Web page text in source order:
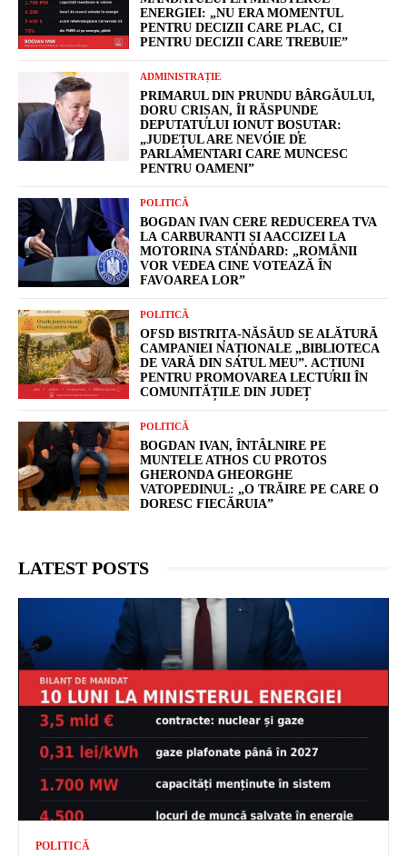
ENERGIEI: „NU ERA MOMENTUL
PENTRU DECIZII CARE PLAC, CI
PENTRU DECIZII CARE TREBUIE”
ADMINISTRAȚIE
PRIMARUL DIN PRUNDU BÂRGĂULUI,
DORU CRIȘAN, ÎI RĂSPUNDE
DEPUTATULUI IONUȚ BOȘUTAR:
„JUDEȚUL ARE NEVOIE DE
PARLAMENTARI CARE MUNCESC
PENTRU OAMENI”
POLITICĂ
BOGDAN IVAN CERE REDUCEREA TVA
LA CARBURANȚI ȘI AACCIZEI LA
MOTORINA STANDARD: „ROMÂNII
VOR VEDEA CINE VOTEAZĂ ÎN
FAVOAREA LOR”
POLITICĂ
OFSD BISTRIȚA-NĂSĂUD SE ALĂTURĂ
CAMPANIEI NAȚIONALE „BIBLIOTECA
DE VARĂ DIN SATUL MEU”. ACȚIUNI
PENTRU PROMOVAREA LECTURII ÎN
COMUNITĂȚILE DIN JUDEȚ
POLITICĂ
BOGDAN IVAN, ÎNTÂLNIRE PE
MUNTELE ATHOS CU PROTOS
GHERONDA GHEORGHE
VATOPEDINUL: „O TRĂIRE PE CARE O
DORESC FIECĂRUIA”
LATEST POSTS
POLITICĂ